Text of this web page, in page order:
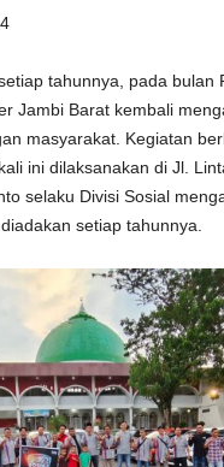
tahunnya, pada bulan
Jambi Barat kembali
masyarakat. Kegiatan
ini dilaksanakan di Jl.
selaku Divisi Sosial
setiap tahunnya.